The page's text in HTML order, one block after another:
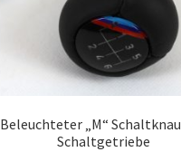
Beleuchteter „M“
Schaltgetriebe